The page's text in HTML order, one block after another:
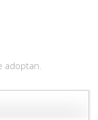
adoptan.